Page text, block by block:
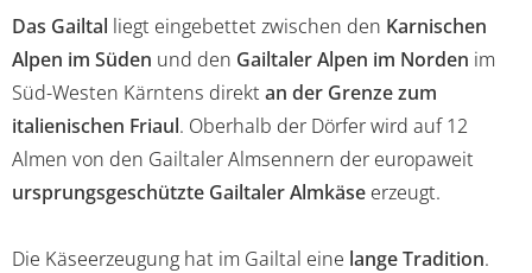
Das Gailtal liegt eingebettet zwischen den Karnischen
Alpen im Süden und den Gailtaler Alpen im Norden im
Süd-Westen Kärntens direkt an der Grenze zum
italienischen Friaul. Oberhalb der Dörfer wird auf 12
Almen von den Gailtaler Almsennern der europaweit
ursprungsgeschützte Gailtaler Almkäse erzeugt.
Die Käseerzeugung hat im Gailtal eine lange Tradition.